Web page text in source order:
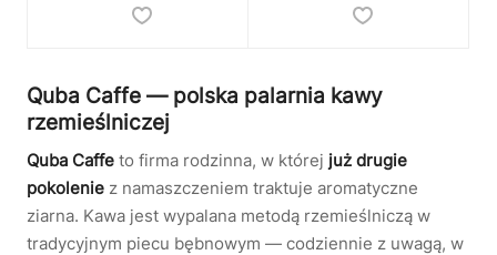
Quba Caffe — polska palarnia kawy
rzemieślniczej
Quba Caffe to firma rodzinna, w której już drugie
pokolenie z namaszczeniem traktuje aromatyczne
ziarna. Kawa jest wypalana metodą rzemieślniczą w
tradycyjnym piecu bębnowym — codziennie z uwagą, w